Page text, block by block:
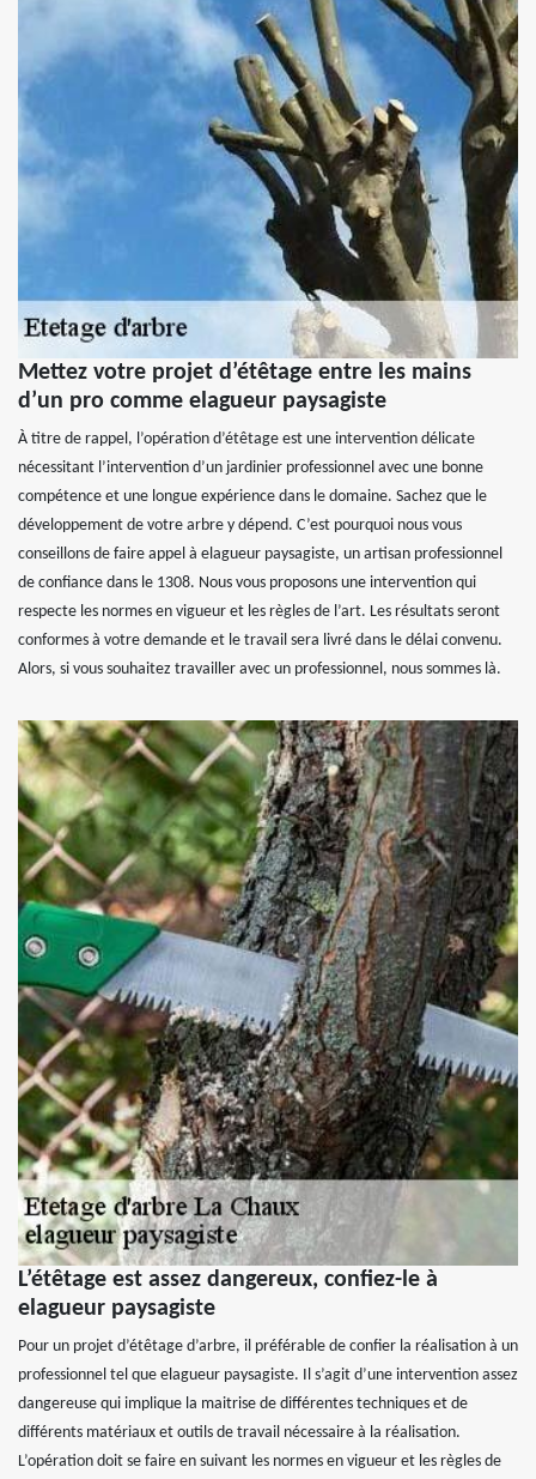
Mettez votre projet d’étêtage entre les mains
d’un pro comme elagueur paysagiste
À titre de rappel, l’opération d’étêtage est une intervention délicate
nécessitant l’intervention d’un jardinier professionnel avec une bonne
compétence et une longue expérience dans le domaine. Sachez que le
développement de votre arbre y dépend. C’est pourquoi nous vous
conseillons de faire appel à elagueur paysagiste, un artisan professionnel
de confiance dans le 1308. Nous vous proposons une intervention qui
respecte les normes en vigueur et les règles de l’art. Les résultats seront
conformes à votre demande et le travail sera livré dans le délai convenu.
Alors, si vous souhaitez travailler avec un professionnel, nous sommes là.
L’étêtage est assez dangereux, confiez-le à
elagueur paysagiste
Pour un projet d’étêtage d’arbre, il préférable de confier la réalisation à un
professionnel tel que elagueur paysagiste. Il s’agit d’une intervention assez
dangereuse qui implique la maitrise de différentes techniques et de
différents matériaux et outils de travail nécessaire à la réalisation.
L’opération doit se faire en suivant les normes en vigueur et les règles de